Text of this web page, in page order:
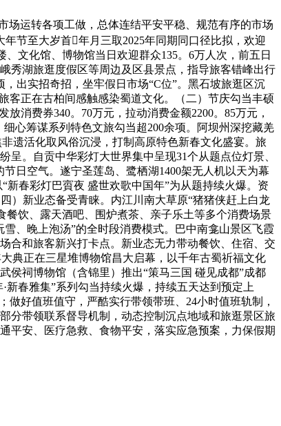
运转各项工做，总体连结平安平稳、规范有序的市场
节至大岁首年月三取2025年同期同口径比拟，欢迎
文化馆、博物馆当日欢迎群众135。6万人次，前五日
秀湖旅逛度假区等周边及区县景点，指导旅客错峰出行
出实招奇招，坐牢假日市场“C位”。黑石坡旅逛区沉
客正在古柏间感触感染蜀道文化。（二）节庆勾当丰硕
消费券340。70万元，拉动消费金额2200。85万元，
心筹谋系列特色文旅勾当超200余项。阿坝州深挖藏羌
遗活化取风俗沉浸，打制高原特色新春文化盛宴。旅
。自贡中华彩灯大世界集中呈现31个从题点位灯景、
日空气。遂宁圣莲岛、鹭栖湖1400架无人机以天为幕
春彩灯巴賨夜 盛世欢歌中国年”为从题持续火爆。资
）新业态备受青睐。内江川南大草原“猪猪侠赶上白龙
饮、露天酒吧、围炉煮茶、亲子乐土等多个消费场景
、晚上泡汤”的全时段消费模式。巴中南龛山景区飞霞
合和旅客新兴打卡点。新业态无力带动餐饮、住宿、交
典正在三星堆博物馆昌大启幕，以千年古蜀祈福文化
侯祠博物馆（含锦里）推出“策马三国 碰见成都”成都
春雅集”系列勾当持续火爆，持续五天达到预定上
好值班值守，严酷实行带领带班、24小时值班轨制，
分带领联系督导机制，动态控制沉点地域和旅逛景区旅
平安、医疗急救、食物平安，落实应急预案，力保假期